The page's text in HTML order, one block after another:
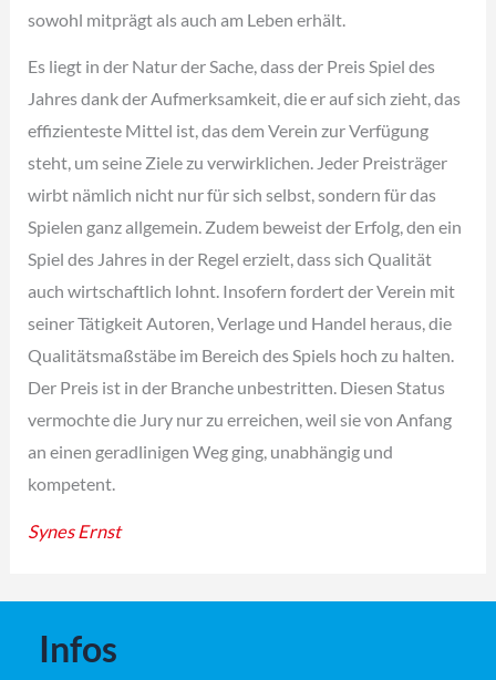
sowohl mitprägt als auch am Leben erhält.
Es liegt in der Natur der Sache, dass der Preis Spiel des
Jahres dank der Aufmerksamkeit, die er auf sich zieht, das
effizienteste Mittel ist, das dem Verein zur Verfügung
steht, um seine Ziele zu verwirklichen. Jeder Preisträger
wirbt nämlich nicht nur für sich selbst, sondern für das
Spielen ganz allgemein. Zudem beweist der Erfolg, den ein
Spiel des Jahres in der Regel erzielt, dass sich Qualität
auch wirtschaftlich lohnt. Insofern fordert der Verein mit
seiner Tätigkeit Autoren, Verlage und Handel heraus, die
Qualitätsmaßstäbe im Bereich des Spiels hoch zu halten.
Der Preis ist in der Branche unbestritten. Diesen Status
vermochte die Jury nur zu erreichen, weil sie von Anfang
an einen geradlinigen Weg ging, unabhängig und
kompetent.
Synes Ernst
Infos